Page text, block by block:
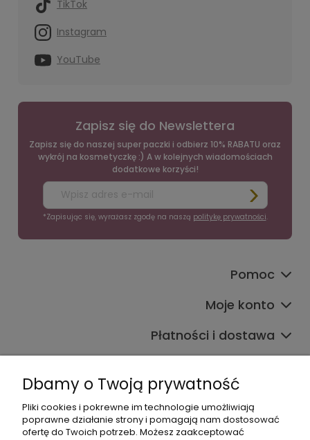
TikTok
Instagram
YouTube
Zapisz się do Newslettera
Zapisz się do naszej super paczki i odbierz 10% RABATU oraz
wykrój na kosmetyczkę :) A w kolejnych wiadomościach
dodatkowe korzyści!
*Zapisując się, wyrażasz zgodę na naszą politykę prywatności.
Pomoc
Moje konto
Płatności i dostawa
Dbamy o Twoją prywatność
Pliki cookies i pokrewne im technologie umożliwiają
poprawne działanie strony i pomagają nam dostosować
ofertę do Twoich potrzeb. Możesz zaakceptować